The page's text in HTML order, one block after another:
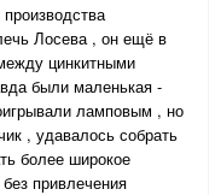
Лосева , он ещё в
цинкитными
были маленькая -
ламповым , но
, удавалось собрать
более широкое
привлечения